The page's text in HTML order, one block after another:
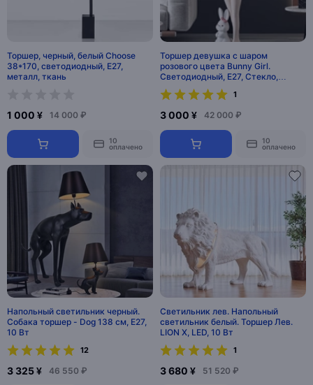
Торшер, черный, белый Choose
38*170, светодиодный, E27,
металл, ткань
1 000 ¥ 14 000 ₽
10
оплачено
Торшер девушка с шаром
розового цвета Bunny Girl.
Светодиодный, E27, Стекло,
120*36 см. Напольный светильник
1
3 000 ¥ 42 000 ₽
10
оплачено
Напольный светильник черный.
Собака торшер - Dog 138 см, E27,
10 Вт
12
3 325 ¥ 46 550 ₽
Cветильник лев. Напольный
светильник белый. Торшер Лев.
LION X, LED, 10 Вт
1
3 680 ¥ 51 520 ₽